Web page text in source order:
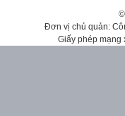
Đơn vị chủ quản:
Giấy phép mạng